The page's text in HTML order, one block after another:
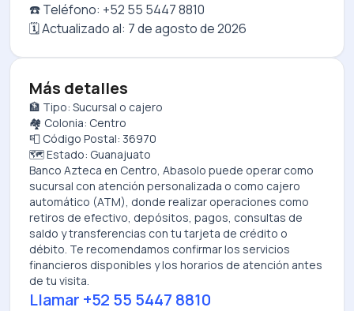
☎️ Teléfono: +52 55 5447 8810
🗓️ Actualizado al: 7 de agosto de 2026
Más detalles
🏦 Tipo: Sucursal o cajero
🏘️ Colonia: Centro
📮 Código Postal: 36970
🗺️ Estado: Guanajuato
Banco Azteca en Centro, Abasolo puede operar como
sucursal con atención personalizada o como cajero
automático (ATM), donde realizar operaciones como
retiros de efectivo, depósitos, pagos, consultas de
saldo y transferencias con tu tarjeta de crédito o
débito. Te recomendamos confirmar los servicios
financieros disponibles y los horarios de atención antes
de tu visita.
Llamar +52 55 5447 8810